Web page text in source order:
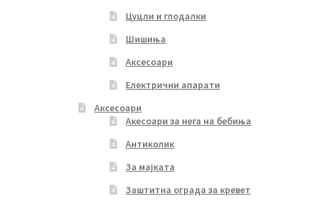
Цуцли и глодалки
Шишиња
Аксесоари
Електрични апарати
Аксесоари
Акесоари за нега на бебиња
Антиколик
За мајката
Заштитна ограда за кревет